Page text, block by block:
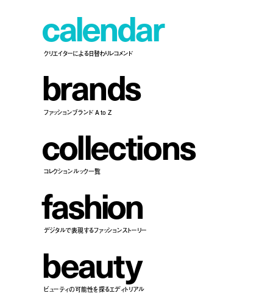
calendar
クリエイターによる日替わりレコメンド
brands
ファッションブランド A to Z
collections
コレクションルック一覧
fashion
デジタルで表現するファッションストーリー
beauty
ビューティの可能性を探るエディトリアル